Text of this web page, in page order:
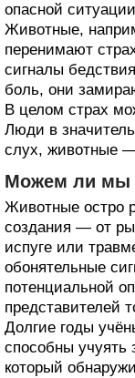
опасной
Животные,
перенимают
сигналы
боль, они
В целом страх
Люди в
слух, животные
Можем ли мы
Животные остро
создания — от
испуге или
обонятельные
потенциальной
представителей
Долгие годы
способны учуять
который